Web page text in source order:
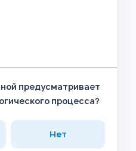
предусматривает
процесса?
Нет